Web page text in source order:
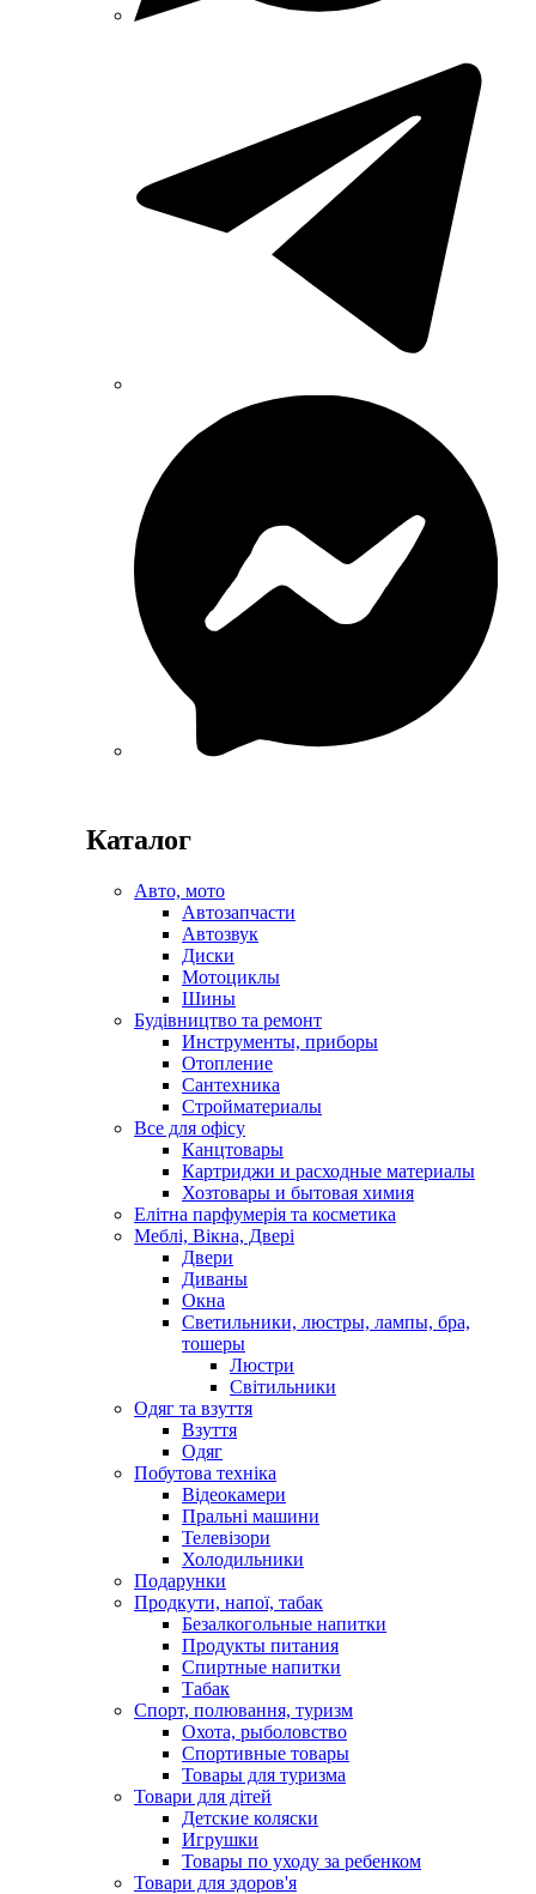
Каталог
Авто, мото
Автозапчасти
Автозвук
Диски
Мотоциклы
Шины
Будівництво та ремонт
Инструменты, приборы
Отопление
Сантехника
Стройматериалы
Все для офісу
Канцтовары
Картриджи и расходные материалы
Хозтовары и бытовая химия
Елітна парфумерія та косметика
Меблі, Вікна, Двері
Двери
Диваны
Окна
Светильники, люстры, лампы, бра,
тошеры
Люстри
Світильники
Одяг та взуття
Взуття
Одяг
Побутова техніка
Відеокамери
Пральні машини
Телевізори
Холодильники
Подарунки
Продкути, напої, табак
Безалкогольные напитки
Продукты питания
Спиртные напитки
Табак
Спорт, полювання, туризм
Охота, рыболовство
Спортивные товары
Товары для туризма
Товари для дітей
Детские коляски
Игрушки
Товары по уходу за ребенком
Товари для здоров'я